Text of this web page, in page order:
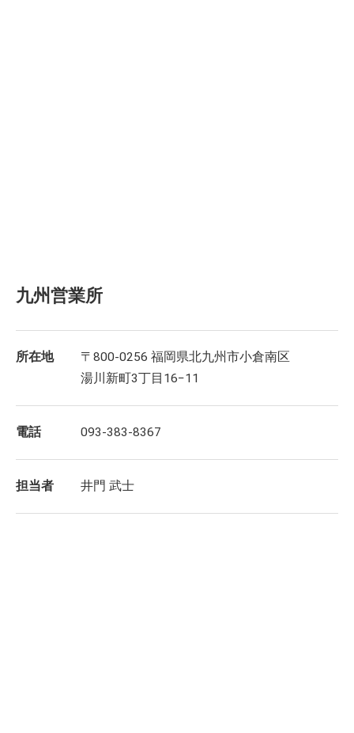
九州営業所
所在地
〒800-0256 福岡県北九州市小倉南区
湯川新町3丁目16−11
電話 093-383-8367
担当者 井門 武士